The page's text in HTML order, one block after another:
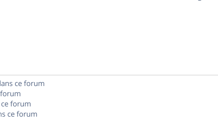
e
ce forum
forum
ce forum